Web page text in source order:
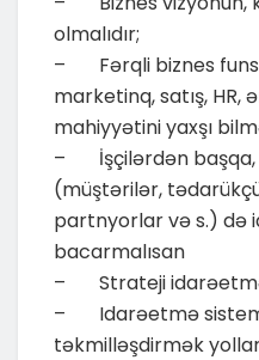
olmalıdır;
– Fərqli biznes
marketinq, satış, HR,
mahiyyətini yaxşı
– İşçilərdən başqa,
(müştərilər,
partnyorlar və s.) də
bacarmalısan
– Strateji
– Idarəetmə
təkmilləşdirmək